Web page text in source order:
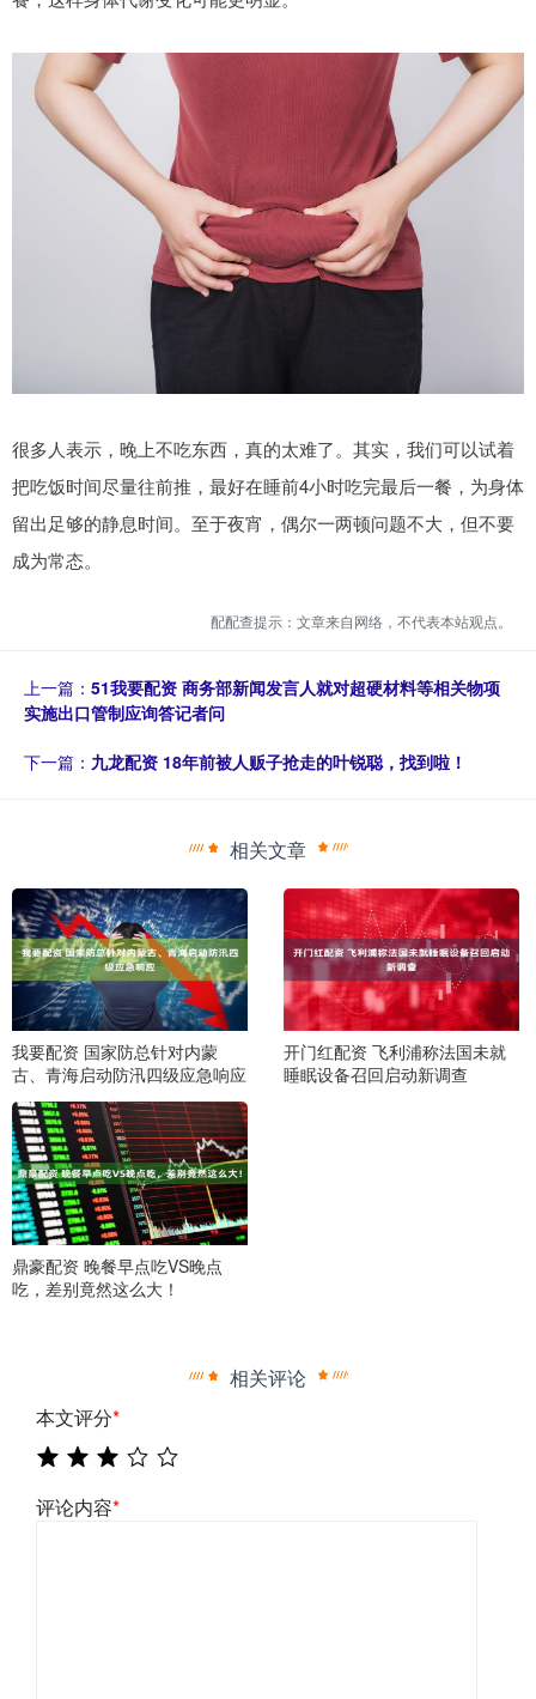
很多人表示，晚上不吃东西，真的太难了。其实，我们可以试着
把吃饭时间尽量往前推，最好在睡前4小时吃完最后一餐，为身体
留出足够的静息时间。至于夜宵，偶尔一两顿问题不大，但不要
成为常态。
配配查提示：文章来自网络，不代表本站观点。
上一篇： 51我要配资 商务部新闻发言人就对超硬材料等相关物项
实施出口管制应询答记者问
下一篇： 九龙配资 18年前被人贩子抢走的叶锐聪，找到啦！
相关文章
我要配资 国家防总针对内蒙
古、青海启动防汛四级应急响应
开门红配资 飞利浦称法国未就
睡眠设备召回启动新调查
鼎豪配资 晚餐早点吃VS晚点
吃，差别竟然这么大！
相关评论
本文评分*
评论内容*